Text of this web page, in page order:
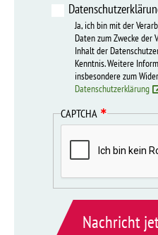
Ja, ich bin mit der
Daten zum Zwecke der
Inhalt der
Kenntnis. Weitere
insbesondere zum
Datenschutzerklärung
CAPTCHA
Nachricht